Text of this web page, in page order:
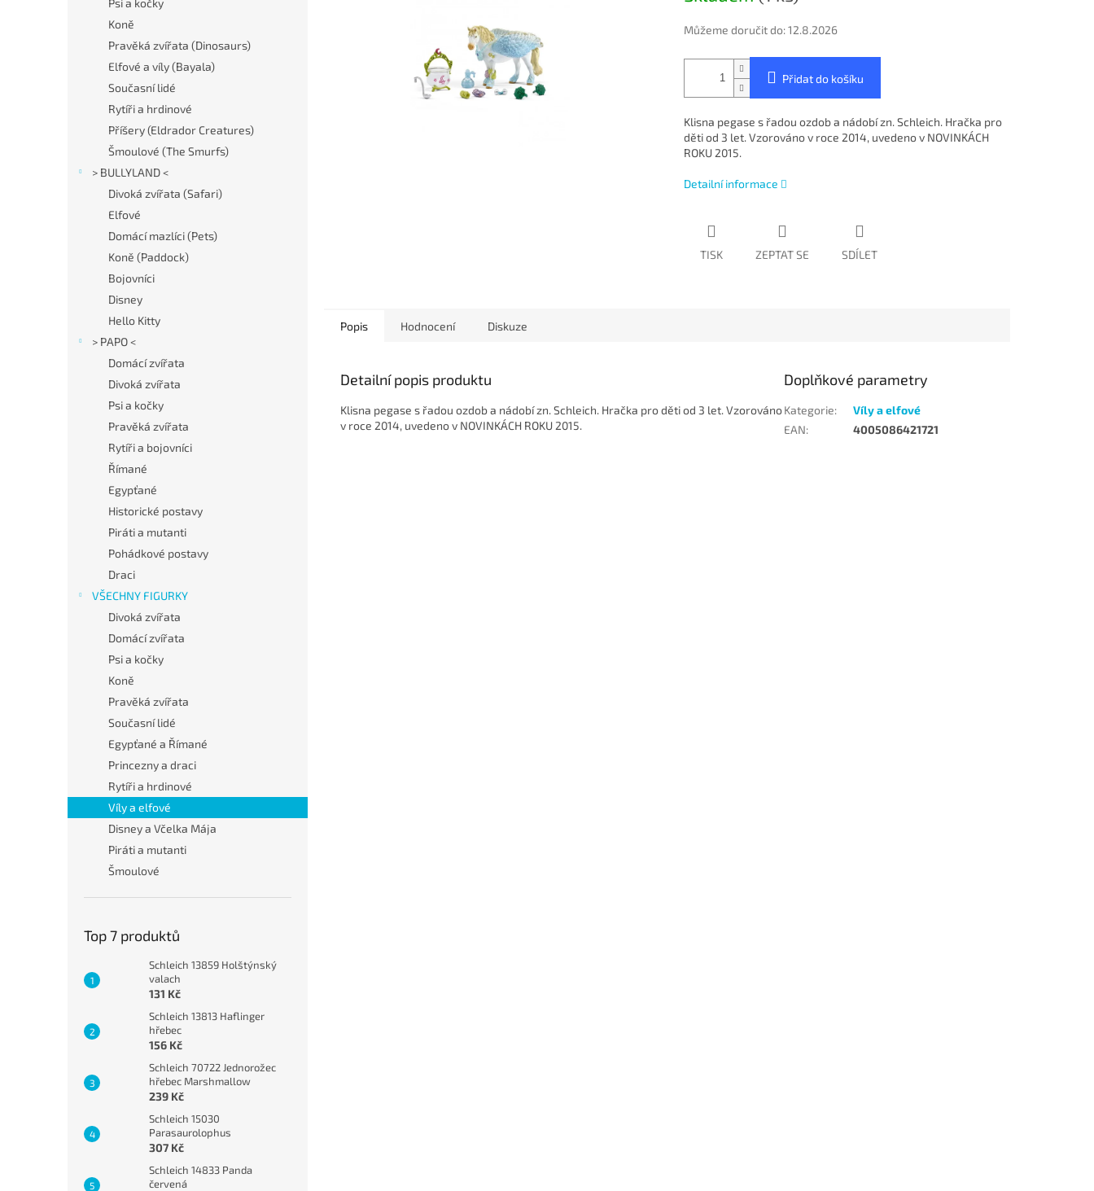
Psi a kočky
Koně
Pravěká zvířata (Dinosaurs)
Elfové a víly (Bayala)
Současní lidé
Rytíři a hrdinové
Příšery (Eldrador Creatures)
Šmoulové (The Smurfs)
> BULLYLAND <
Divoká zvířata (Safari)
Elfové
Domácí mazlíci (Pets)
Koně (Paddock)
Bojovníci
Disney
Hello Kitty
> PAPO <
Domácí zvířata
Divoká zvířata
Psi a kočky
Pravěká zvířata
Rytíři a bojovníci
Římané
Egypťané
Historické postavy
Piráti a mutanti
Pohádkové postavy
Draci
VŠECHNY FIGURKY
Divoká zvířata
Domácí zvířata
Psi a kočky
Koně
Pravěká zvířata
Současní lidé
Egypťané a Římané
Princezny a draci
Rytíři a hrdinové
Víly a elfové
Disney a Včelka Mája
Piráti a mutanti
Šmoulové
Top 7 produktů
Schleich 13859 Holštýnský
valach
131 Kč
Schleich 13813 Haflinger
hřebec
156 Kč
Schleich 70722 Jednorožec
hřebec Marshmallow
239 Kč
Schleich 15030
Parasaurolophus
307 Kč
Schleich 14833 Panda
červená
Můžeme doručit do: 12.8.2026
Přidat do košíku
Klisna pegase s řadou ozdob a nádobí zn. Schleich. Hračka pro
děti od 3 let. Vzorováno v roce 2014, uvedeno v NOVINKÁCH
ROKU 2015.
Detailní informace
TISK ZEPTAT SE SDÍLET
Popis Hodnocení Diskuze
Detailní popis produktu
Klisna pegase s řadou ozdob a nádobí zn. Schleich. Hračka pro děti od 3 let. Vzorováno
v roce 2014, uvedeno v NOVINKÁCH ROKU 2015.
Doplňkové parametry
Kategorie:
Víly a elfové
EAN: 4005086421721